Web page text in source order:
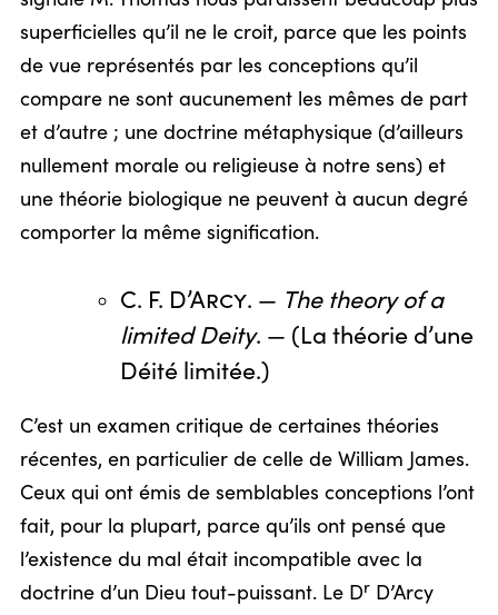
superficielles qu’il ne le croit, parce que les points
de vue représentés par les conceptions qu’il
compare ne sont aucunement les mêmes de part
et d’autre ; une doctrine métaphysique (d’ailleurs
nullement morale ou religieuse à notre sens) et
une théorie biologique ne peuvent à aucun degré
comporter la même signification.
C. F. D’Arcy. — The theory of a
limited Deity. — (La théorie d’une
Déité limitée.)
C’est un examen critique de certaines théories
récentes, en particulier de celle de William James.
Ceux qui ont émis de semblables conceptions l’ont
fait, pour la plupart, parce qu’ils ont pensé que
l’existence du mal était incompatible avec la
doctrine d’un Dieu tout-puissant. Le Dr D’Arcy